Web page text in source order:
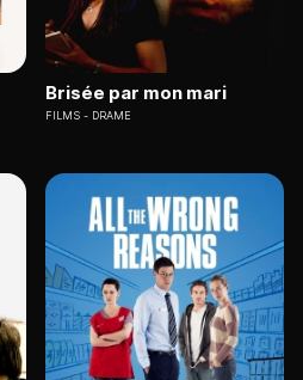
Brisée par mon mari
FILMS DRAME